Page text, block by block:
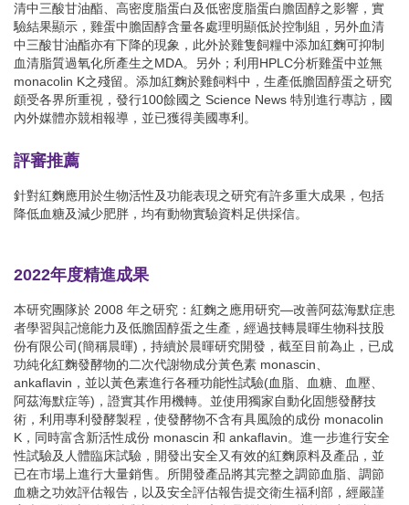
清中三酸甘油酯、高密度脂蛋白及低密度脂蛋白膽固醇之影響，實
驗結果顯示，雞蛋中膽固醇含量各處理明顯低於控制組，另外血清
中三酸甘油酯亦有下降的現象，此外於雞隻飼糧中添加紅麴可抑制
血清脂質過氧化所產生之MDA。另外；利用HPLC分析雞蛋中並無
monacolin K之殘留。添加紅麴於雞飼料中，生產低膽固醇蛋之研究
頗受各界所重視，發行100餘國之 Science News 特別進行專訪，國
內外媒體亦競相報導，並已獲得美國專利。
評審推薦
針對紅麴應用於生物活性及功能表現之研究有許多重大成果，包括
降低血糖及減少肥胖，均有動物實驗資料足供採信。
2022年度精進成果
本研究團隊於 2008 年之研究：紅麴之應用研究—改善阿茲海默症患
者學習與記憶能力及低膽固醇蛋之生產，經過技轉晨暉生物科技股
份有限公司(簡稱晨暉)，持續於晨暉研究開發，截至目前為止，已成
功純化紅麴發酵物的二次代謝物成分黃色素 monascin、
ankaflavin，並以黃色素進行各種功能性試驗(血脂、血糖、血壓、
阿茲海默症等)，證實其作用機轉。並使用獨家自動化固態發酵技
術，利用專利發酵製程，使發酵物不含有具風險的成份 monacolin
K，同時富含新活性成份 monascin 和 ankaflavin。進一步進行安全
性試驗及人體臨床試驗，開發出安全又有效的紅麴原料及產品，並
已在市場上進行大量銷售。所開發產品將其完整之調節血脂、調節
血糖之功效評估報告，以及安全評估報告提交衛生福利部，經嚴謹